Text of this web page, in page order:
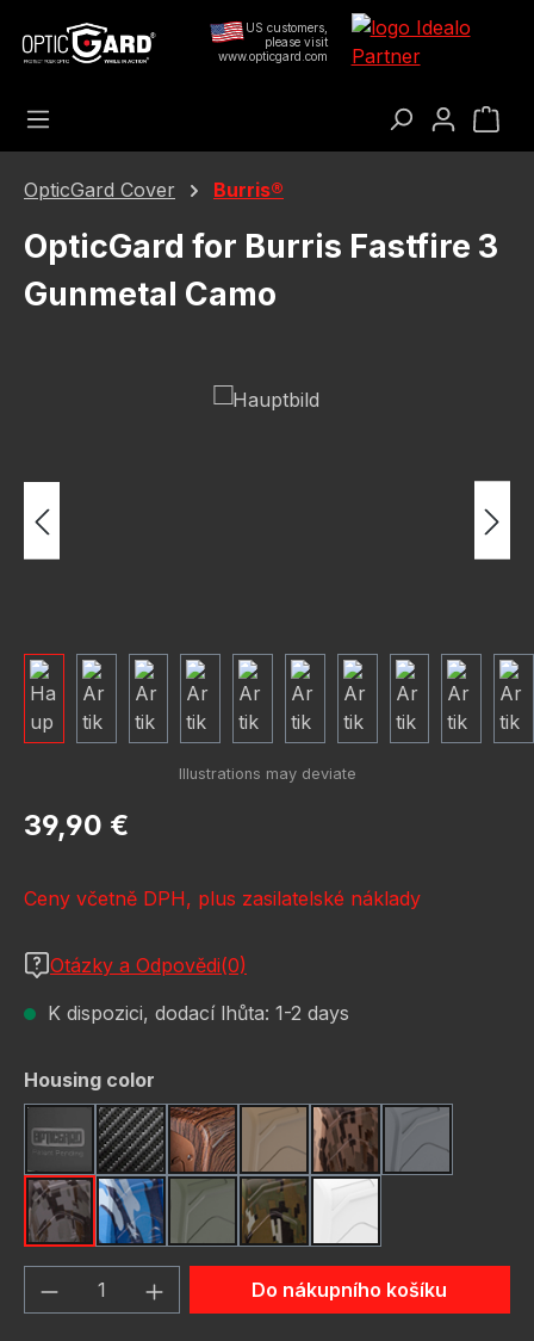
Přejít na hlavní obsah
US customers,
please visit
www.opticgard.com
OpticGard Cover Burris®
OpticGard for Burris Fastfire 3
Gunmetal Camo
Přeskočit galerii obrázků
Běžná cena:
39,90 €
Ceny včetně DPH, plus zasilatelské náklady
Otázky a Odpovědi(0)
K dispozici, dodací lhůta: 1-2 days
Vyberte
Housing color
Black Carbon FiberDark WoodFDE (Flat Dark Earth)
FDE CamoGunmetal
Gunmetal Camo
Navy CamoOD GreenOD Green Camo
White
Množství produktu: Zadejte
Do nákupního košíku